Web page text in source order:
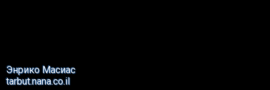
Энрико Масиас
tarbut.nana.co.il